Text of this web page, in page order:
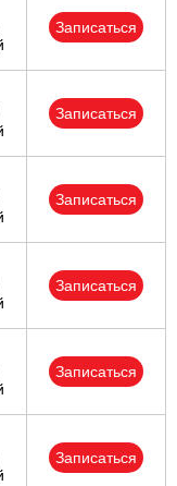
Записаться
Записаться
Записаться
Записаться
Записаться
Записаться